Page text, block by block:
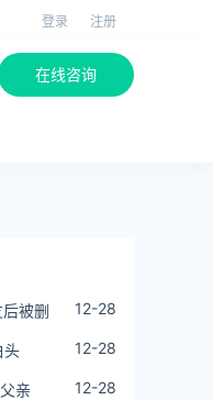
登录 注册
在线咨询
被删 12-28
头 12-28
亲 12-28